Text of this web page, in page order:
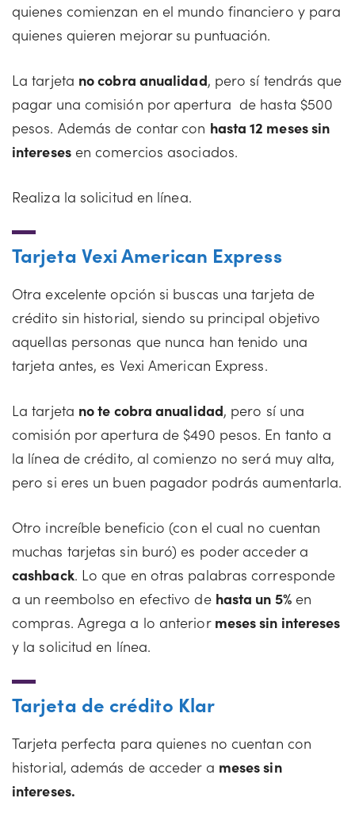
quienes comienzan en el mundo financiero y para
quienes quieren mejorar su puntuación.
La tarjeta no cobra anualidad, pero sí tendrás que
pagar una comisión por apertura de hasta $500
pesos. Además de contar con hasta 12 meses sin
interesesen comercios asociados.
Realiza la solicitud en línea.
Tarjeta Vexi American Express
Otra excelente opción si buscas una tarjeta de
crédito sin historial, siendo su principal objetivo
aquellas personas que nunca han tenido una
tarjeta antes, es Vexi American Express.
La tarjeta no te cobra anualidad, pero sí una
comisión por apertura de $490 pesos. En tanto a
la línea de crédito, al comienzo no será muy alta,
pero si eres un buen pagador podrás aumentarla.
Otro increíble beneficio (con el cual no cuentan
muchas tarjetas sin buró) es poder acceder a
cashback. Lo que en otras palabras corresponde
a un reembolso en efectivo de hasta un 5%en
compras. Agrega a lo anterior meses sin intereses
y la solicitud en línea.
Tarjeta de crédito Klar
Tarjeta perfecta para quienes no cuentan con
historial, además de acceder a meses sin
intereses.